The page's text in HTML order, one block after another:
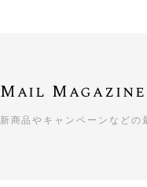
Mail Magazine
新商品やキャンペーンなどの